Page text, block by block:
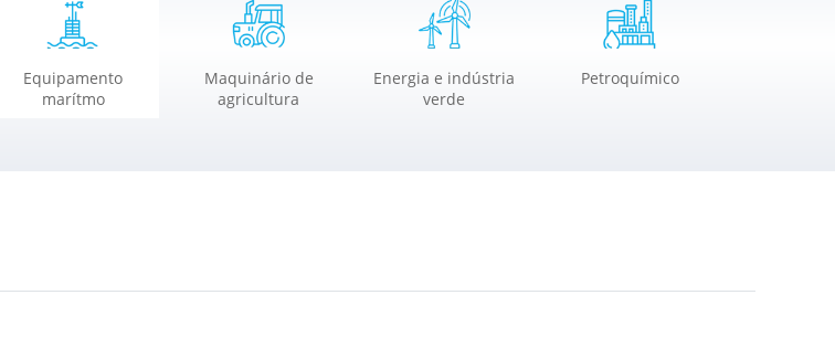
Equipamento
marítmo
Maquinário de
agricultura
Energia e indústria
verde
Petroquímico